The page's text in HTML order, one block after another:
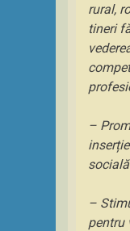
rural,
tineri
–
–
pentru